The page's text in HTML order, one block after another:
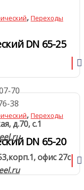
70
38
д.70, с.1
корп.1, офис 27с
, Переходы
DN 65-25
, Переходы
DN 65-20